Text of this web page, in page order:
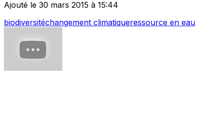
Ajouté le 30 mars 2015 à 15:44
biodiversitéchangement climatiqueressource en eau